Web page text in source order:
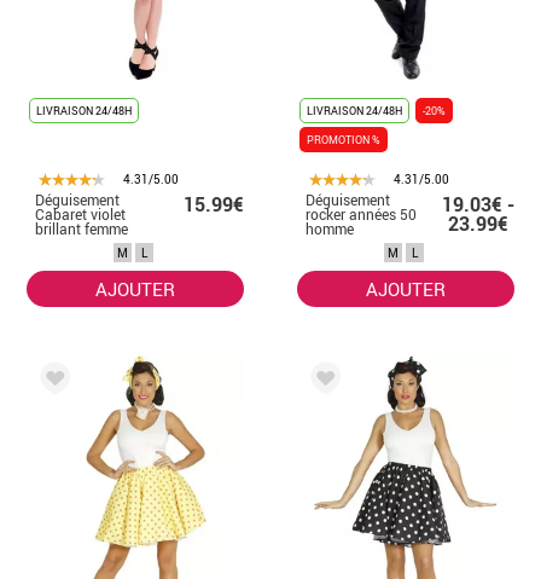
LIVRAISON 24/48H
4.31/5.00
Déguisement
Cabaret violet
brillant femme
15.99€
M L
AJOUTER
LIVRAISON 24/48H
-20%
PROMOTION %
4.31/5.00
Déguisement
rocker années 50
homme
19.03€ -
23.99€
M L
AJOUTER